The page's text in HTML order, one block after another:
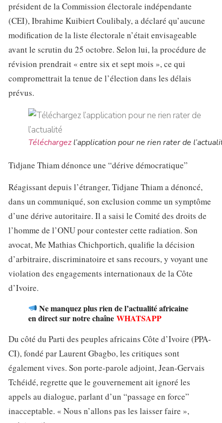
président de la Commission électorale indépendante
(CEI), Ibrahime Kuibiert Coulibaly, a déclaré qu’aucune
modification de la liste électorale n’était envisageable
avant le scrutin du 25 octobre. Selon lui, la procédure de
révision prendrait « entre six et sept mois », ce qui
compromettrait la tenue de l’élection dans les délais
prévus.
Téléchargezl’application pour ne rien rater de
Tidjane Thiam dénonce une “dérive démocratique”
Réagissant depuis l’étranger, Tidjane Thiam a dénoncé,
dans un communiqué, son exclusion comme un symptôme
d’une dérive autoritaire. Il a saisi le Comité des droits de
l’homme de l’ONU pour contester cette radiation. Son
avocat, Me Mathias Chichportich, qualifie la décision
d’arbitraire, discriminatoire et sans recours, y voyant une
violation des engagements internationaux de la Côte
d’Ivoire.
Ne manquez plus rien de l’actualité africaine
en direct sur notre chaîne WHATSAPP
Du côté du Parti des peuples africains Côte d’Ivoire (PPA-
CI), fondé par Laurent Gbagbo, les critiques sont
également vives. Son porte-parole adjoint, Jean-Gervais
Tchéidé, regrette que le gouvernement ait ignoré les
appels au dialogue, parlant d’un “passage en force”
inacceptable. « Nous n’allons pas les laisser faire »,